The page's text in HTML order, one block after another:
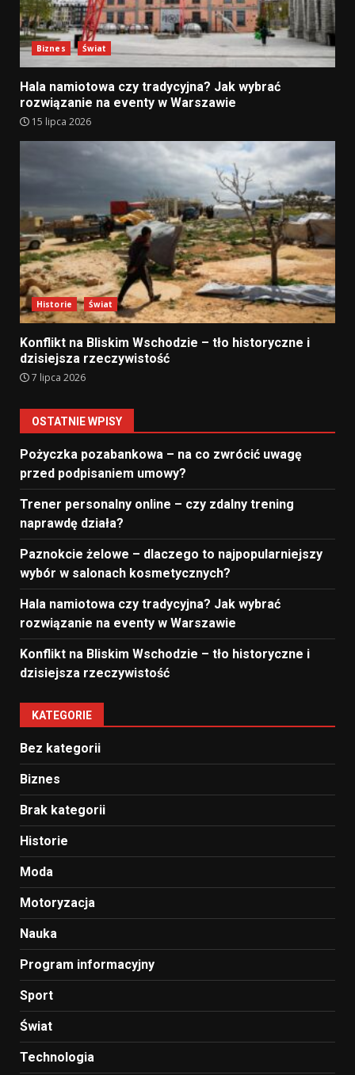
Biznes Świat
Hala namiotowa czy tradycyjna? Jak wybrać
rozwiązanie na eventy w Warszawie
15 lipca 2026
Historie Świat
Konflikt na Bliskim Wschodzie – tło historyczne i
dzisiejsza rzeczywistość
7 lipca 2026
OSTATNIE WPISY
Pożyczka pozabankowa – na co zwrócić uwagę
przed podpisaniem umowy?
Trener personalny online – czy zdalny trening
naprawdę działa?
Paznokcie żelowe – dlaczego to najpopularniejszy
wybór w salonach kosmetycznych?
Hala namiotowa czy tradycyjna? Jak wybrać
rozwiązanie na eventy w Warszawie
Konflikt na Bliskim Wschodzie – tło historyczne i
dzisiejsza rzeczywistość
KATEGORIE
Bez kategorii
Biznes
Brak kategorii
Historie
Moda
Motoryzacja
Nauka
Program informacyjny
Sport
Świat
Technologia